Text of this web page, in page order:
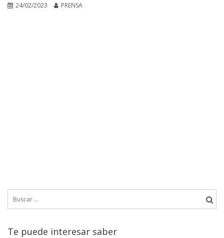
24/02/2023 PRENSA
Te puede interesar saber